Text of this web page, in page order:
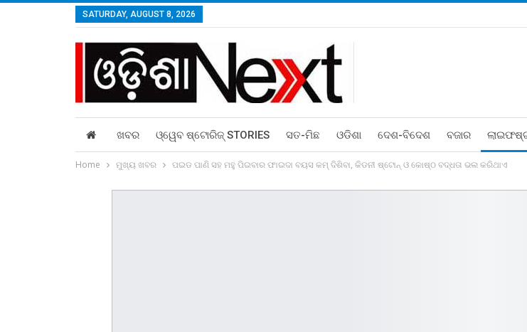
SATURDAY, AUGUST 8, 2026
ଖବର ଓ୍ୱେବ ଷ୍ଟୋରିଜ୍‌ STORIES ସତ-ମିଛ ଓଡିଶା ଦେଶ-ବିଦେଶ ବଜାର
Home ମୁଖ୍ୟ ଖବର ପଇଡ ପାଣି ସହ ମହୁ ପିଇବାର ଫାଇଦା ବୟସ କମ୍‌ ଦିଶିବା, କିଡନୀ ଷ୍ଟୋନ୍‌ ଓ କୋଷ୍ଠ ବଦ୍ଧତା ଭଲ କରିଥାଏ